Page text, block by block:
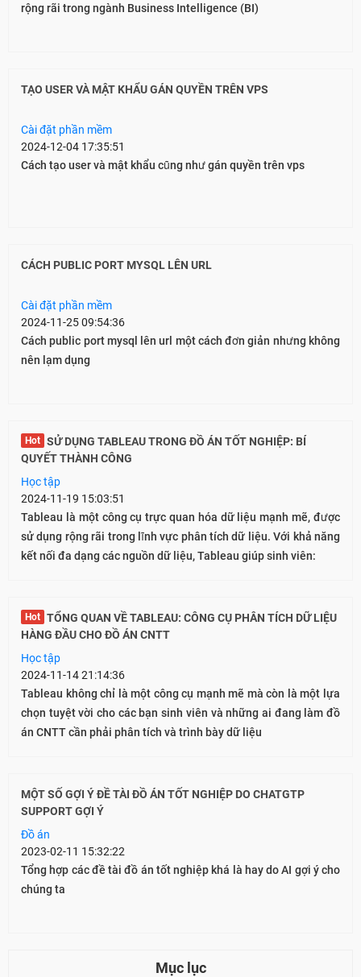
rộng rãi trong ngành Business Intelligence (BI)
TẠO USER VÀ MẬT KHẨU GÁN QUYỀN TRÊN VPS
Cài đặt phần mềm
2024-12-04 17:35:51
Cách tạo user và mật khẩu cũng như gán quyền trên vps
CÁCH PUBLIC PORT MYSQL LÊN URL
Cài đặt phần mềm
2024-11-25 09:54:36
Cách public port mysql lên url một cách đơn giản nhưng không
nên lạm dụng
Hot
QUYẾT THÀNH CÔNG
Học tập
2024-11-19 15:03:51
Tableau là một công cụ trực quan hóa dữ liệu mạnh mẽ, được
sử dụng rộng rãi trong lĩnh vực phân tích dữ liệu. Với khả năng
kết nối đa dạng các nguồn dữ liệu, Tableau giúp sinh viên:
Hot
HÀNG ĐẦU CHO ĐỒ ÁN CNTT
Học tập
2024-11-14 21:14:36
Tableau không chỉ là một công cụ mạnh mẽ mà còn là một lựa
chọn tuyệt vời cho các bạn sinh viên và những ai đang làm đồ
án CNTT cần phải phân tích và trình bày dữ liệu
MỘT SỐ GỢI Ý ĐỀ TÀI ĐỒ ÁN TỐT NGHIỆP DO CHATGTP
SUPPORT GỢI Ý
Đồ án
2023-02-11 15:32:22
Tổng hợp các đề tài đồ án tốt nghiệp khá là hay do AI gợi ý cho
chúng ta
Mục lục